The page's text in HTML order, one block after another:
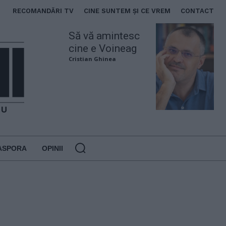
RECOMANDĂRI TV CINE SUNTEM ȘI CE VREM CONTACT
Să vă amintesc
cine e Voineag
Cristian Ghinea
OPINII